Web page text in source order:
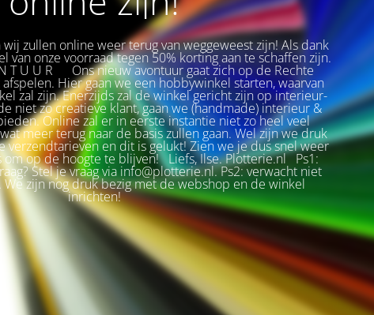
zullen online weer terug van weggeweest zijn! Als dank
van onze voorraad tegen 50% korting aan te schaffen zijn.
T U U R Ons nieuw avontuur gaat zich op de Rechte
Hier gaan we een hobbywinkel starten, waarvan
zal zijn. Enerzijds zal de winkel gericht zijn op interieur-
niet zo creatieve klant, gaan we (handmade) interieur &
Online zal er in eerste instantie niet zo heel veel
meer terug naar de basis zullen gaan. Wel zijn we druk
verzendtarieven en dit is gelukt! Zien we je dus snel weer
om op de hoogte te blijven! Liefs, Ilse. Plotterie.nl Ps1:
Stel je vraag via info@plotterie.nl. Ps2: verwacht niet
zijn nog druk bezig met de webshop en de winkel
inrichten!